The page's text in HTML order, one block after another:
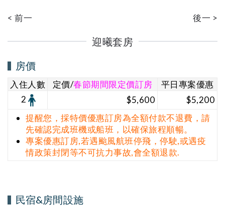
< 前一 後一 >
迎曦套房
房價
入住人數 定價/春節期間限定價訂房
平日專案優惠
2
$5,600
$5,200
提醒您，採特價優惠訂房為全額付款不退費，請
先確認完成班機或船班，以確保旅程順暢。
專案優惠訂房,若遇颱風航班停飛，停駛,或遇疫
情政策封閉等不可抗力事故,會全額退款.
民宿&房間設施